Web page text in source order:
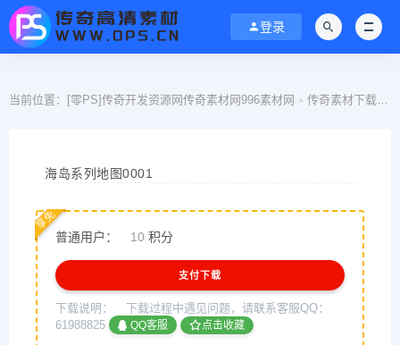
登录
当前位置： [零PS]传奇开发资源网传奇素材网996素材网 > 传奇素材下载
海岛系列地图0001
普通用户： 10 积分
享免
支付下载
下载说明：
下载过程中遇见问题，请联系客服QQ：
61988825
QQ客服 点击收藏